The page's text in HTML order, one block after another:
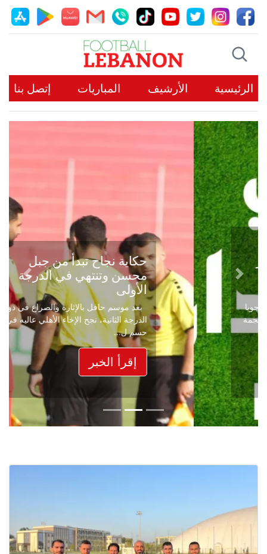
الرئيسية الأرشيف المباريات إتصل بنا
حكاية نجاح تبدأ من جبل
محسن وتنتهي في الدرجة
الأولى
بعد موسم حافل بالإثارة والصراع في دوري
الدرجة الثانية، نجح الإخاء الأهلي عاليه في
حسم ل...
إقرأ الخبر
Previous
Next